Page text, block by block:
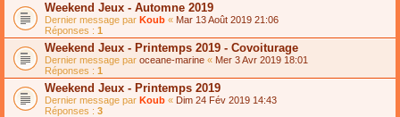
Weekend Jeux - Automne 2019
Dernier message par Koub « Mar 13 Août 2019 21:06
Réponses : 1
Weekend Jeux - Printemps 2019 - Covoiturage
Dernier message par oceane-marine « Mer 3 Avr 2019 18:01
Réponses : 1
Weekend Jeux - Printemps 2019
Dernier message par Koub « Dim 24 Fév 2019 14:43
Réponses : 3